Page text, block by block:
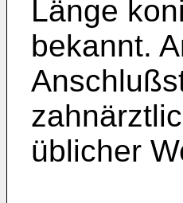
Länge
bekannt.
üblicher